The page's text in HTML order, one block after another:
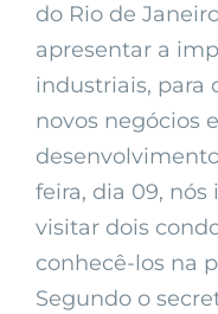
do Rio de
apresentar a
industriais, para
novos negócios
feira, dia 09, nós
visitar dois
conhecê-los na
Segundo o